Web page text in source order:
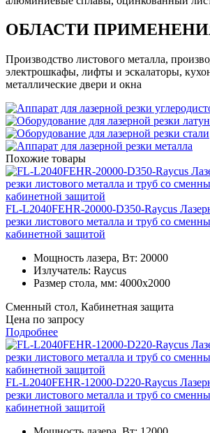
ОБЛАСТИ
Производство листового металла,
электрошкафы, лифты и эскалаторы,
металлические двери и окна
Похожие товары
FL-L2040FEHR-20000-D350-Raycus
резки листового металла и труб со
кабинетной защитой
Мощность лазера, Вт: 20000
Излучатель: Raycus
Размер стола, мм: 4000x2000
Сменный стол, Кабинетная защита
Цена по запросу
Подробнее
FL-L2040FEHR-12000-D220-Raycus
резки листового металла и труб со
кабинетной защитой